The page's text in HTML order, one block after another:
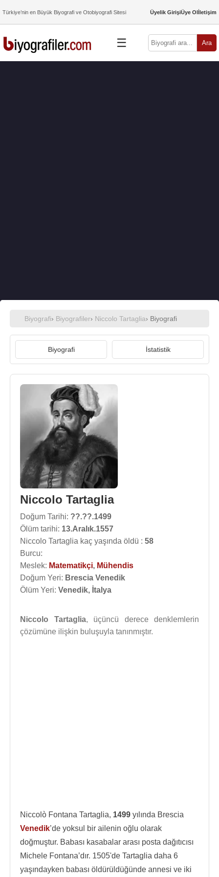
Türkiye’nin en Büyük Biyografi ve Otobiyografi Sitesi Üyelik GirişiÜye Olİletişim
☰ Ara
Biyografi› Biyografiler› Niccolo Tartaglia› Biyografi
Biyografi İstatistik
Niccolo Tartaglia
Doğum Tarihi: ??.??.1499
Ölüm tarihi: 13.Aralık.1557
Niccolo Tartaglia kaç yaşında öldü : 58
Burcu:
Meslek: Matematikçi, Mühendis
Doğum Yeri: Brescia Venedik
Ölüm Yeri: Venedik, İtalya
Niccolo Tartaglia, üçüncü derece denklemlerin
çözümüne ilişkin buluşuyla tanınmıştır.
Niccolò Fontana Tartaglia, 1499 yılında Brescia
Venedik’de yoksul bir ailenin oğlu olarak
doğmuştur. Babası kasabalar arası posta dağıtıcısı
Michele Fontana’dır. 1505'de Tartaglia daha 6
yaşındayken babası öldürüldüğünde annesi ve iki